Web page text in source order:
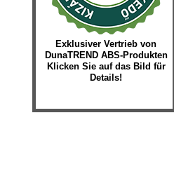
Exklusiver Vertrieb von
DunaTREND ABS-Produkten
Klicken Sie auf das Bild für
Details!